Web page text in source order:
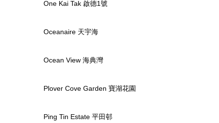
One Kai Tak 啟德1號
Oceanaire 天宇海
Ocean View 海典灣
Plover Cove Garden 寶湖花園
Ping Tin Estate 平田邨